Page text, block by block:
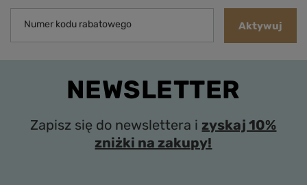
Numer kodu rabatowego Aktywuj
NEWSLETTER
Zapisz się do newslettera i zyskaj 10%
zniżki na zakupy!